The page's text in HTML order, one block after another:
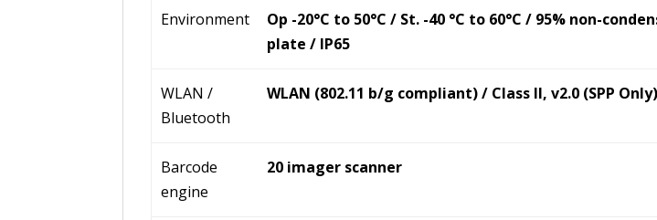
Environment
Op -20°C to 50°C / St. -40 °C to 60°C / 95% non-
plate / IP65
WLAN /
Bluetooth
WLAN (802.11 b/g compliant) / Class Il, v2.0 (SPP Only)
Barcode
engine
20 imager scanner